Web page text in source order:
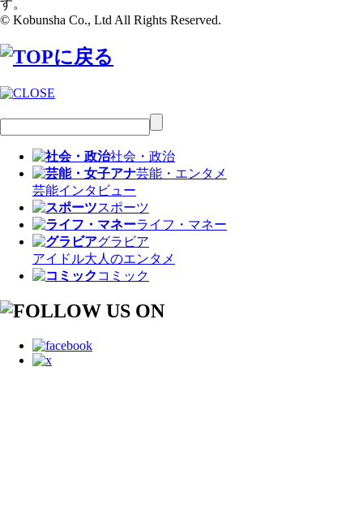
す。
© Kobunsha Co., Ltd All Rights Reserved.
社会・政治
芸能・エンタメ
芸能インタビュー
スポーツ
ライフ・マネー
グラビア
アイドル大人のエンタメ
コミック